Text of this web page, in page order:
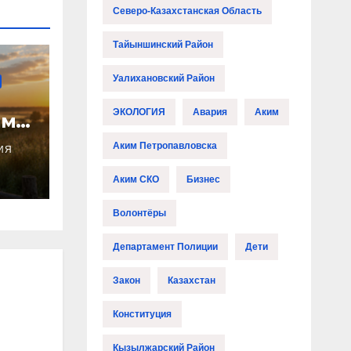
Северо-Казахстанская Область
Тайыншинский Район
Уалихановский Район
ЭКОЛОГИЯ Авария Аким
Аким Петропавловска
Аким СКО Бизнес
Волонтёры
Департамент Полиции Дети
Закон Казахстан
Конституция
Кызылжарский Район